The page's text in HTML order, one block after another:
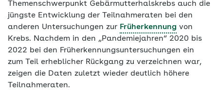
Themenschwerpunkt Gebärmutterhalskrebs auch die
jüngste Entwicklung der Teilnahmeraten bei den
anderen Untersuchungen zur Früherkennung von
Krebs. Nachdem in den „Pandemiejahren“ 2020 bis
2022 bei den Früherkennungsuntersuchungen ein
zum Teil erheblicher Rückgang zu verzeichnen war,
zeigen die Daten zuletzt wieder deutlich höhere
Teilnahmeraten.